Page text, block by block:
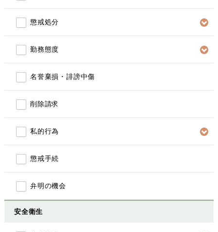
懲戒処分
勤務態度
名誉棄損・誹謗中傷
削除請求
私的行為
懲戒手続
弁明の機会
安全衛生